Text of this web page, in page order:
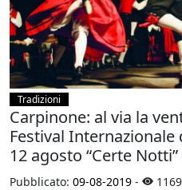
Tradizioni
Carpinone: al via la
Festival Internazionale
12 agosto “Certe
Pubblicato: 09-08-2019 - 1169